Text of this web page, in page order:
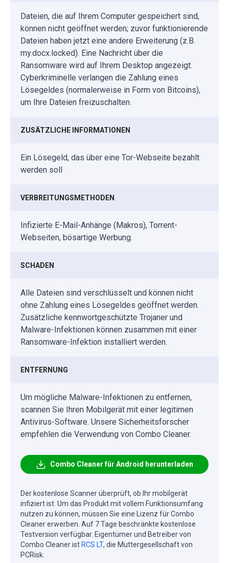
Dateien, die auf Ihrem Computer gespeichert sind,
können nicht geöffnet werden; zuvor funktionierende
Dateien haben jetzt eine andere Erweiterung (z.B.
my.docx.locked). Eine Nachricht über die
Ransomware wird auf Ihrem Desktop angezeigt.
Cyberkriminelle verlangen die Zahlung eines
Lösegeldes (normalerweise in Form von Bitcoins),
um Ihre Dateien freizuschalten.
ZUSÄTZLICHE INFORMATIONEN
Ein Lösegeld, das über eine Tor-Webseite bezahlt
werden soll
VERBREITUNGSMETHODEN
Infizierte E-Mail-Anhänge (Makros), Torrent-
Webseiten, bösartige Werbung.
SCHADEN
Alle Dateien sind verschlüsselt und können nicht
ohne Zahlung eines Lösegeldes geöffnet werden.
Zusätzliche kennwortgeschützte Trojaner und
Malware-Infektionen können zusammen mit einer
Ransomware-Infektion installiert werden.
ENTFERNUNG
Um mögliche Malware-Infektionen zu entfernen,
scannen Sie Ihren Mobilgerät mit einer legitimen
Antivirus-Software. Unsere Sicherheitsforscher
empfehlen die Verwendung von Combo Cleaner.
Combo Cleaner für Android herunterladen
Der kostenlose Scanner überprüft, ob Ihr mobilgerät
infiziert ist. Um das Produkt mit vollem Funktionsumfang
nutzen zu können, müssen Sie eine Lizenz für Combo
Cleaner erwerben. Auf 7 Tage beschränkte kostenlose
Testversion verfügbar. Eigentümer und Betreiber von
Combo Cleaner ist RCS LT, die Muttergesellschaft von
PCRisk.